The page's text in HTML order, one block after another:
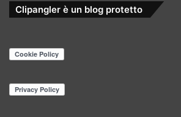
Clipangler è un blog protetto